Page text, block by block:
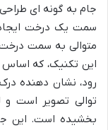
جام به گونه ای
سمت یک درخت ایجاد
متوالی به سمت
این تکنیک، که
رود، نشان دهنده
توالی تصویر است و
بخشیده است. این